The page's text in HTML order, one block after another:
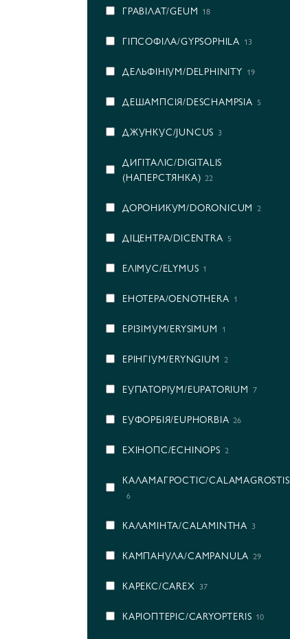
ГРАВІЛАТ/GEUM 18
ГІПСОФІЛА/GYPSOPHILA 13
ДЕЛЬФІНІУМ/DELPHINITY 19
ДЕШАМПСІЯ/DESCHAMPSIA 5
ДЖУНКУС/JUNCUS 3
ДИГІТАЛІС/DIGITALIS
(НАПЕРСТЯНКА) 22
ДОРОНИКУМ/DORONICUM 2
ДІЦЕНТРА/DICENTRA 5
ЕЛІМУС/ELYMUS 1
ЕНОТЕРА/OENOTHERA 1
ЕРІЗІМУМ/ERYSIMUM 1
ЕРІНГІУМ/ERYNGIUM 2
ЕУПАТОРІУМ/EUPATORIUM 7
ЕУФОРБІЯ/EUPHORBIA 26
ЕХІНОПС/ECHINOPS 2
КАЛАМАГРОСТІС/CALAMAGROSTIS
6
КАЛАМІНТА/CALAMINTHA 3
КАМПАНУЛА/CAMPANULA 29
КАРЕКС/CAREX 37
КАРІОПТЕРІС/CARYOPTERIS 10